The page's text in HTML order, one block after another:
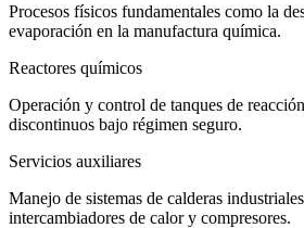
Procesos físicos fundamentales como la
evaporación en la manufactura química.
Reactores químicos
Operación y control de tanques de
discontinuos bajo régimen seguro.
Servicios auxiliares
Manejo de sistemas de calderas
intercambiadores de calor y compresores.